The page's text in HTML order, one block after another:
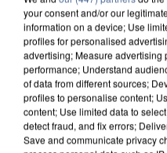
your consent and/or our
information on a device; Use
profiles for personalised
advertising; Measure advertising
performance; Understand
of data from different sources;
profiles to personalise content;
content; Use limited data to
detect fraud, and fix errors;
Save and communicate privacy